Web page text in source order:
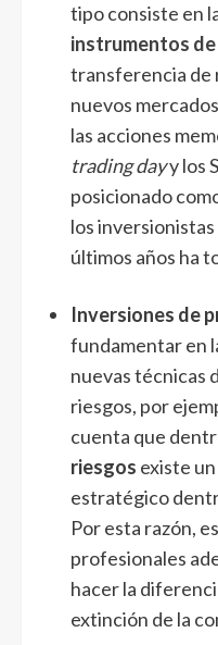
tipo consiste en
instrumentos
transferencia de
nuevos
las acciones
trading dayy los
posicionado
los
últimos años ha
Inversiones de
fundamentar en
nuevas técnicas
riesgos, por
cuenta que
riesgos existe
estratégico
Por esta razón,
profesionales
hacer la
extinción de la